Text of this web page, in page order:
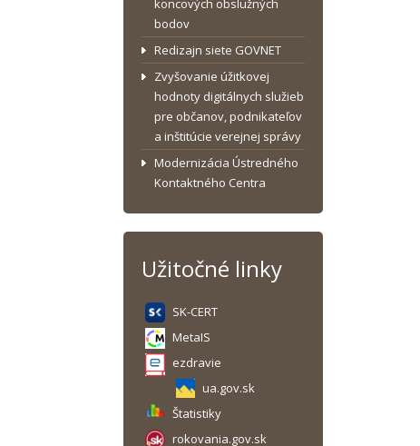
koncových obslužných
bodov
Redizajn siete GOVNET
Zvyšovanie úžitkovej
hodnoty digitálnych služieb
pre občanov, podnikateľov
a inštitúcie verejnej správy
Modernizácia Ústredného
Kontaktného Centra
Užitočné linky
SK-CERT
MetaIS
ezdravie
ua.gov.sk
Štatistiky
rokovania.gov.sk